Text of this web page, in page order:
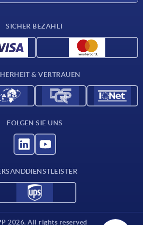
SICHER BEZAHLT
& VERTRAUEN
FOLGEN SIE UNS
2026. All rights reserved